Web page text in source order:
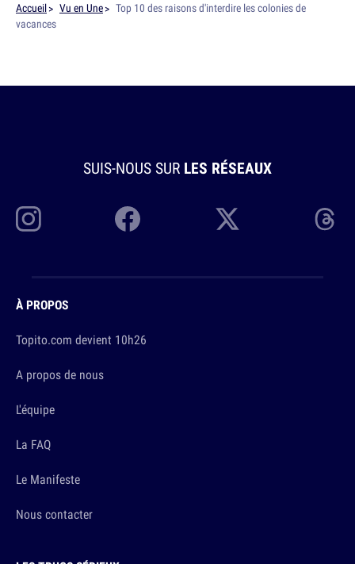
Accueil Vu en Une
Top 10 des raisons d'interdire les colonies de
vacances
SUIS-NOUS SUR LES RÉSEAUX
À PROPOS
Topito.com devient 10h26
A propos de nous
L'équipe
La FAQ
Le Manifeste
Nous contacter